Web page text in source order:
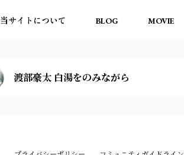
当サイトについて BLOG MOVIE
渡部豪太 白湯をのみながら